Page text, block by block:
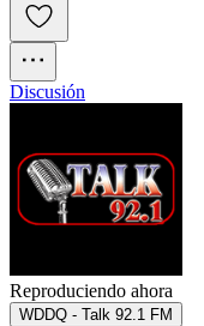
Discusión
Reproduciendo ahora
WDDQ - Talk 92.1 FM